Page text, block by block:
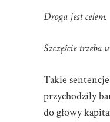
Droga jest celem.
Szczęście trzeba
Takie
przychodziły
do głowy